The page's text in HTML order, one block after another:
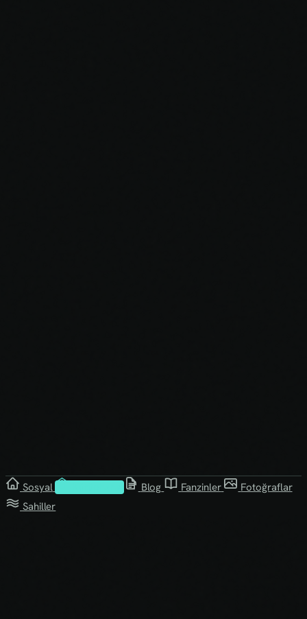
Sosyal Blog Fanzinler
Fotoğraflar
Sahiller